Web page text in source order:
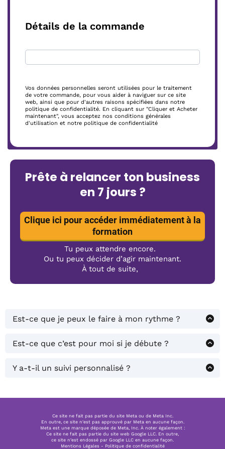
Détails de la commande
Vos données personnelles seront utilisées pour le traitement
de votre commande, pour vous aider à naviguer sur ce site
web, ainsi que pour d'autres raisons spécifiées dans notre
politique de confidentialité. En cliquant sur "Cliquer et Acheter
maintenant", vous acceptez nos conditions générales
d'utilisation et notre politique de confidentialité
Prête à relancer ton business
en 7 jours ?
Clique ici pour accéder immédiatement à la
formation
Tu peux attendre encore.
Ou tu peux décider d’agir maintenant.
À tout de suite,
Est-ce que je peux le faire à mon rythme ?
accès à vie.
Est-ce que c’est pour moi si je débute ?
t’aidera aussi à en créer une.
Y a-t-il un suivi personnalisé ?
Ce site ne fait pas partie du site Meta ou de Meta Inc.
En outre, ce site n'est pas approuvé par Meta en aucune façon.
Meta est une marque déposée de Meta, Inc. À noter également :
Ce site ne fait pas partie du site web Google LLC. En outre,
ce site n’est endossé par Google LLC en aucune façon.
Mentions Légales - Politique de confidentialité